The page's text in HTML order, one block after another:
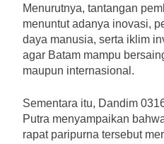
Menurutnya, tantangan
menuntut adanya inovasi,
daya manusia, serta iklim
agar Batam mampu
maupun internasional.
Sementara itu, Dandim
Putra menyampaikan
rapat paripurna tersebut